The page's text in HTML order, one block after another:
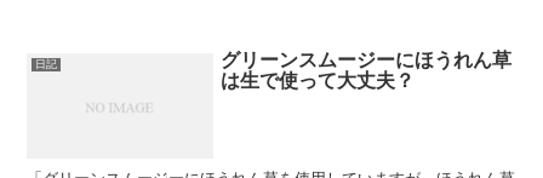
日記
グリーンスムージーにほうれん草
は生で使って大丈夫？